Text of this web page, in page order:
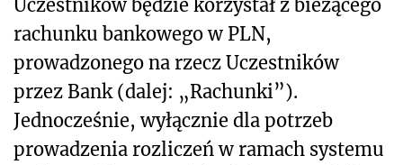
Uczestników będzie korzystał z bieżącego
rachunku bankowego w PLN,
prowadzonego na rzecz Uczestników
przez Bank (dalej: „Rachunki”).
Jednocześnie, wyłącznie dla potrzeb
prowadzenia rozliczeń w ramach systemu